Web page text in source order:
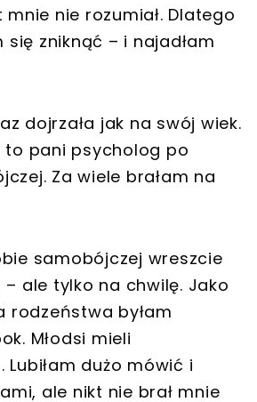
nie rozumiał. Dlatego
się zniknąć – i najadłam
dojrzała jak na swój wiek.
to pani psycholog po
Za wiele brałam na
samobójczej wreszcie
– ale tylko na chwilę. Jako
rodzeństwa byłam
Młodsi mieli
Lubiłam dużo mówić i
ale nikt nie brał mnie